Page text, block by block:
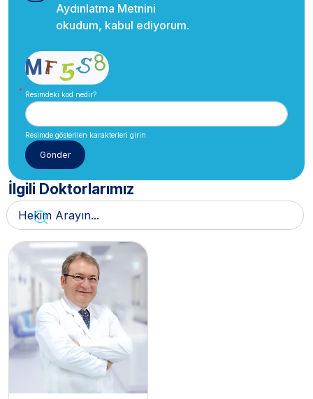
Aydınlatma Metnini
okudum, kabul ediyorum.
Resimdeki kod nedir?
Resimde gösterilen karakterleri girin.
İlgili Doktorlarımız